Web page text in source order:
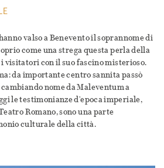
valso a Benevento il soprannome di
come una strega questa perla della
visitatori con il suo fascino misterioso.
da importante centro sannita passò
nome da Maleventum a
le testimonianze d'epoca imperiale,
Romano, sono una parte
culturale della città.